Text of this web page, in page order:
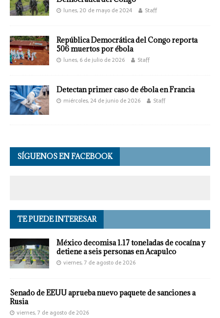
lunes, 20 de mayo de 2024 Staff
República Democrática del Congo reporta
506 muertos por ébola
lunes, 6 de julio de 2026 Staff
Detectan primer caso de ébola en Francia
miércoles, 24 de junio de 2026 Staff
SÍGUENOS EN FACEBOOK
TE PUEDE INTERESAR
México decomisa 1.17 toneladas de cocaína y
detiene a seis personas en Acapulco
viernes, 7 de agosto de 2026
Senado de EEUU aprueba nuevo paquete de sanciones a
Rusia
viernes, 7 de agosto de 2026